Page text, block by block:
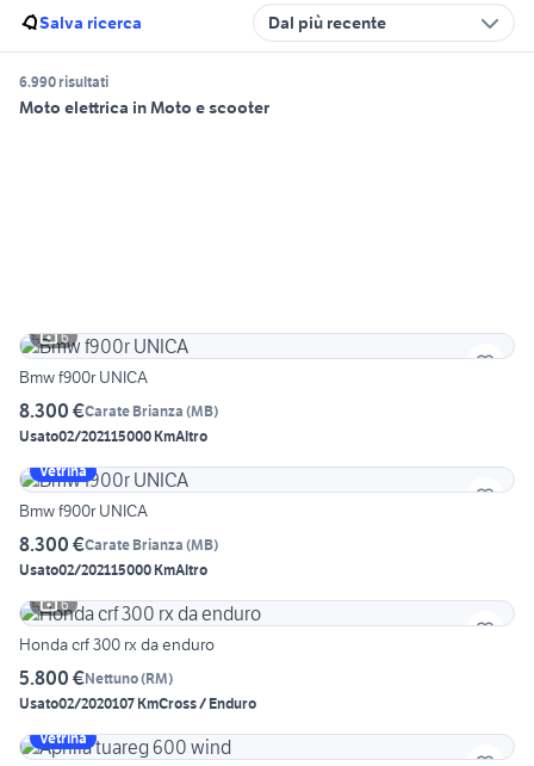
Salva ricerca Dal più recente
6.990 risultati
Moto elettrica in Moto e scooter
6
Bmw f900r UNICA
8.300 €Carate Brianza (MB)
Usato02/202115000 KmAltro
Vetrina
Bmw f900r UNICA
8.300 €Carate Brianza (MB)
Usato02/202115000 KmAltro
6
Honda crf 300 rx da enduro
5.800 €Nettuno(RM)
Usato02/2020107 KmCross / Enduro
Vetrina